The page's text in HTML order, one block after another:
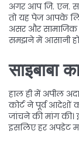
अगर आप जि. एन.
तो यह पेज आपके
असर और सामाजिक
समझने में आसानी
साइबाबा
हाल ही में अपील
कोर्ट ने पूर्व आदेशों
जांचने की मांग
इसलिए हर अपडेट